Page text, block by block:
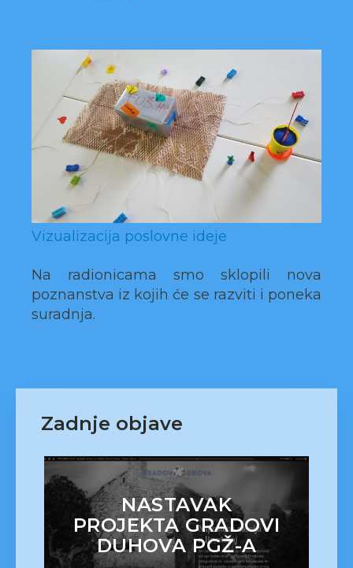
Vizualizacija poslovne ideje
Na radionicama smo sklopili nova
poznanstva iz kojih će se razviti i poneka
suradnja.
Zadnje objave
NASTAVAK
PROJEKTA GRADOVI
DUHOVA PGŽ-A